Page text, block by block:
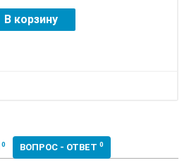
В корзину
0 ВОПРОС - ОТВЕТ 0